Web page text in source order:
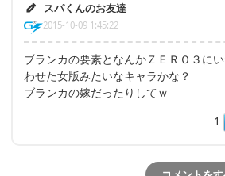
スパくんのお友達
2015-10-09 1:45:22
ブランカの要素となんかＺＥＲＯ３に
わせた女版みたいなキャラかな？
ブランカの嫁だったりしてｗ
1